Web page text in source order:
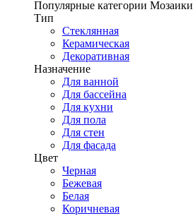
Популярные категории Мозаики
Тип
Стеклянная
Керамическая
Декоративная
Назначение
Для ванной
Для бассейна
Для кухни
Для пола
Для стен
Для фасада
Цвет
Черная
Бежевая
Белая
Коричневая